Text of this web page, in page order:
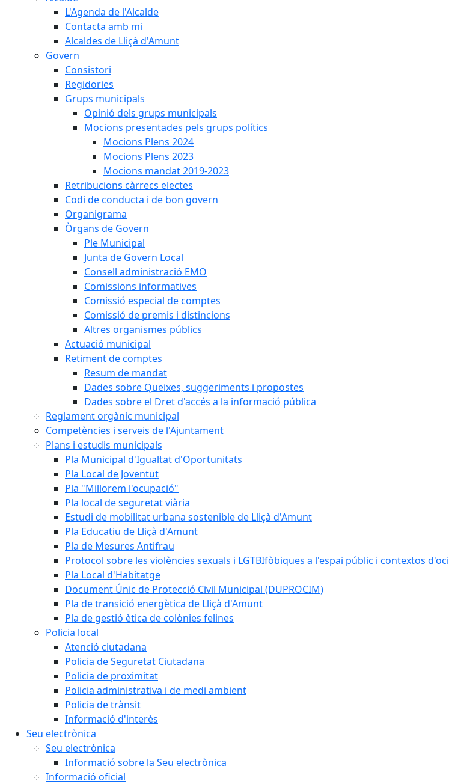
L'Agenda de l'Alcalde
Contacta amb mi
Alcaldes de Lliçà d'Amunt
Govern
Consistori
Regidories
Grups municipals
Opinió dels grups municipals
Mocions presentades pels grups polítics
Mocions Plens 2024
Mocions Plens 2023
Mocions mandat 2019-2023
Retribucions càrrecs electes
Codi de conducta i de bon govern
Organigrama
Òrgans de Govern
Ple Municipal
Junta de Govern Local
Consell administració EMO
Comissions informatives
Comissió especial de comptes
Comissió de premis i distincions
Altres organismes públics
Actuació municipal
Retiment de comptes
Resum de mandat
Dades sobre Queixes, suggeriments i propostes
Dades sobre el Dret d'accés a la informació pública
Reglament orgànic municipal
Competències i serveis de l'Ajuntament
Plans i estudis municipals
Pla Municipal d'Igualtat d'Oportunitats
Pla Local de Joventut
Pla "Millorem l'ocupació"
Pla local de seguretat viària
Estudi de mobilitat urbana sostenible de Lliçà d'Amunt
Pla Educatiu de Lliçà d'Amunt
Pla de Mesures Antifrau
Protocol sobre les violències sexuals i LGTBIfòbiques a l'espai públic i contextos d'oci
Pla Local d'Habitatge
Document Únic de Protecció Civil Municipal (DUPROCIM)
Pla de transició energètica de Lliçà d'Amunt
Pla de gestió ètica de colònies felines
Policia local
Atenció ciutadana
Policia de Seguretat Ciutadana
Policia de proximitat
Policia administrativa i de medi ambient
Policia de trànsit
Informació d'interès
Seu electrònica
Seu electrònica
Informació sobre la Seu electrònica
Informació oficial